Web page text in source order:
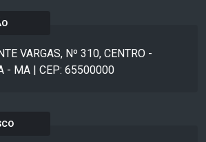
VARGAS, Nº 310, CENTRO -
- MA | CEP: 65500000